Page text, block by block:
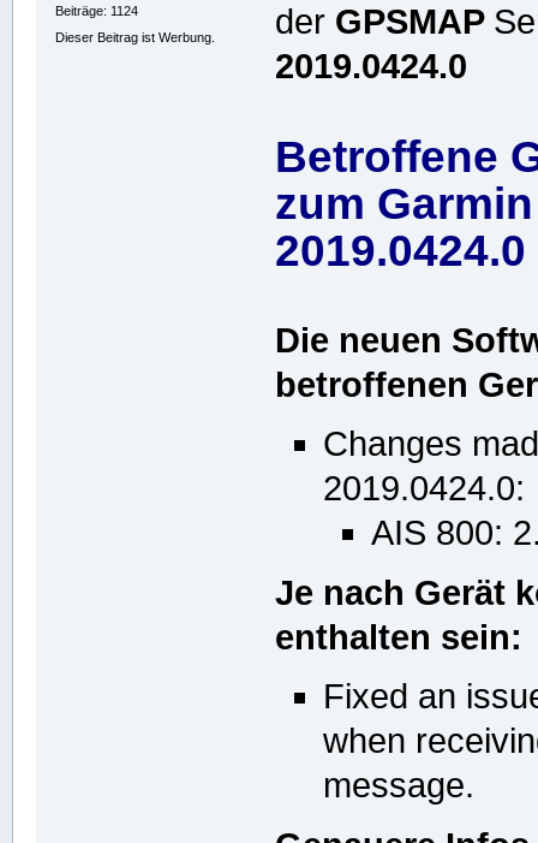
Beiträge: 1124
Dieser Beitrag ist Werbung.
der GPSMAP
2019.0424.0
Betroffene
zum
Die neuen
betroffenen
Changes
2019.0424.0:
AIS 800:
Je nach Gerät
enthalten sein:
Fixed an
when
message.